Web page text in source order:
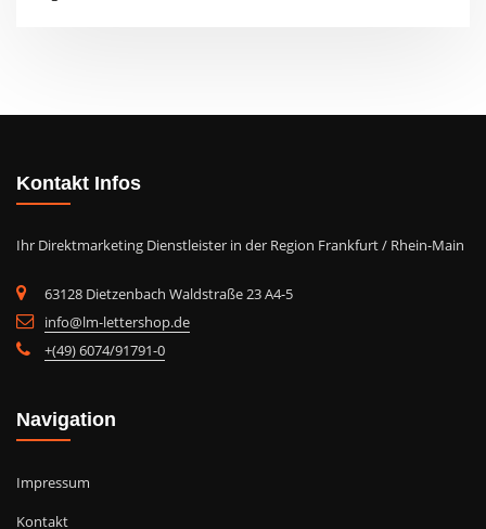
Kontakt Infos
Ihr Direktmarketing Dienstleister in der Region Frankfurt / Rhein-Main
63128 Dietzenbach Waldstraße 23 A4-5
info@lm-lettershop.de
+(49) 6074/91791-0
Navigation
Impressum
Kontakt